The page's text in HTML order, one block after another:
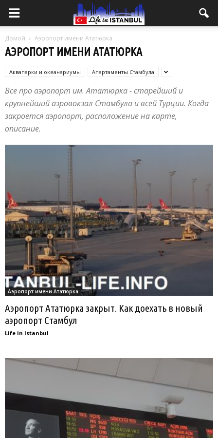
Домой Аэропорт имени Ататюрка
АЭРОПОРТ ИМЕНИ АТАТЮРКА
Аквапарки и океанариумы Апартаменты Стамбула
Все про аэропорт им. Ататюрка - старейший и
крупнейший аэровокзал Стамбула и всей Турции. Когда
закроется аэропорт, расположение на карте,
описание.
Аэропорт имени Ататюрка
Аэропорт Ататюрка закрыт. Как доехать в новый
аэропорт Стамбул
Life in Istanbul